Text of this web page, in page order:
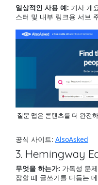
일상적인 사용 예: 기사 개
스터 및 내부 링크용 서브
질문 맵은 콘텐츠를 더 완전
공식 사이트: AlsoAsked
3. Hemingway
무엇을 하는가: 가독성 문
잡할 때 글쓰기를 다듬는